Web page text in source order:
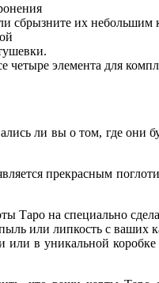
сбрызните их небольшим
четыре элемента для
ли вы о том, где они
прекрасным
Таро на специально
или липкость с ваших
в уникальной